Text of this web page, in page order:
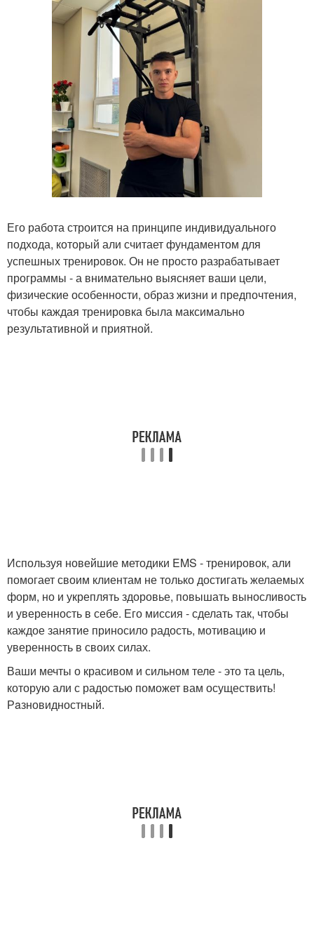
Его работа строится на принципе индивидуального
подхода, который али считает фундаментом для
успешных тренировок. Он не просто разрабатывает
программы - а внимательно выясняет ваши цели,
физические особенности, образ жизни и предпочтения,
чтобы каждая тренировка была максимально
результативной и приятной.
Используя новейшие методики EMS - тренировок, али
помогает своим клиентам не только достигать желаемых
форм, но и укреплять здоровье, повышать выносливость
и уверенность в себе. Его миссия - сделать так, чтобы
каждое занятие приносило радость, мотивацию и
уверенность в своих силах.
Ваши мечты о красивом и сильном теле - это та цель,
которую али с радостью поможет вам осуществить!
Рaзновидностный.